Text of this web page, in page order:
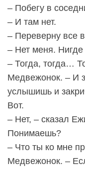
– Побегу в
– И там нет.
– Переверну все
– Нет меня. Нигде
– Тогда, тогда…
Медвежонок. – И
услышишь и
Вот.
– Нет, – сказал
Понимаешь?
– Что ты ко мне
Медвежонок. –